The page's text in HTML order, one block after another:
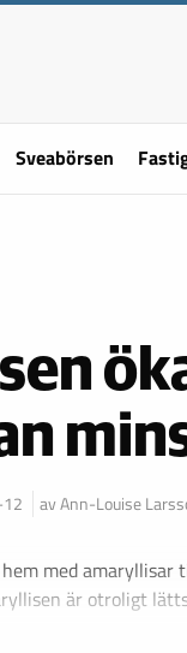
Sveabörsen
av Ann-Louise
med amaryllisar
är otroligt